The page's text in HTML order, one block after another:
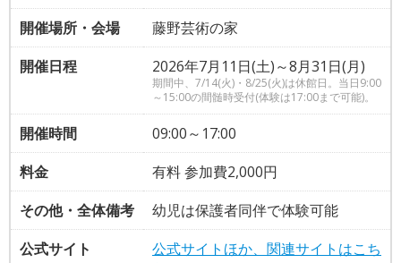
開催場所・会場
藤野芸術の家
開催日程
2026年7月11日(土)～8月31日(月)
期間中、7/14(火)・8/25(火)は休館日。当日9:00
～15:00の間髄時受付(体験は17:00まで可能)。
開催時間
09:00～17:00
料金
有料 参加費2,000円
その他・全体備考
幼児は保護者同伴で体験可能
公式サイト
公式サイトほか、関連サイトはこち